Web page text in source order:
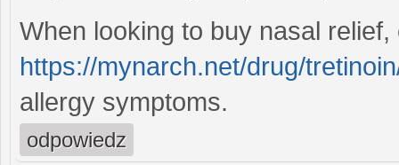
When looking to buy nasal relief,
https://mynarch.net/drug/
allergy symptoms.
odpowiedz